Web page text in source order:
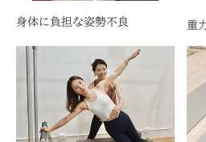
身体に負担な姿勢不良 重